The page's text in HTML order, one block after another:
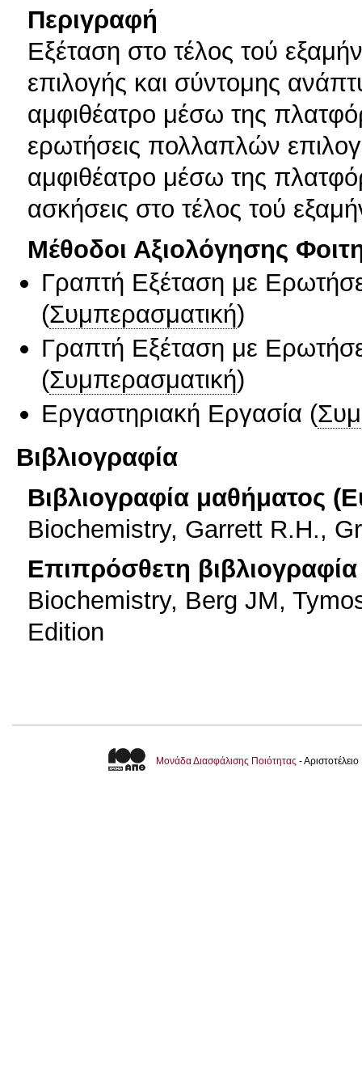
Περιγραφή
Eξέταση στο τέλος τού
επιλογής και σύντομης
αμφιθέατρο μέσω της
ερωτήσεις πολλαπλών
αμφιθέατρο μέσω της
ασκήσεις στο τέλος τού
Μέθοδοι Αξιολόγησης
Γραπτή Εξέταση με
(Συμπερασματική)
Γραπτή Εξέταση με
(Συμπερασματική)
Εργαστηριακή Εργασία (
Βιβλιογραφία
Βιβλιογραφία μαθήματος
Biochemistry, Garrett R.H.,
Επιπρόσθετη βιβλιογραφία
Biochemistry, Berg JM,
Edition
Μονάδα Διασφάλισης Ποιότητας -